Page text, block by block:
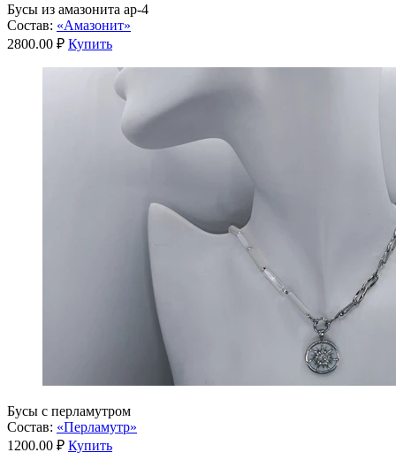
Бусы из амазонита ар-4
Состав: «Амазонит»
2800.00 ₽ Купить
Бусы с перламутром
Состав: «Перламутр»
1200.00 ₽ Купить